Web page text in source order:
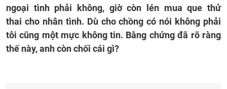
ngoại tình phải không, giờ còn lén mua que thử
thai cho nhân tình. Dù cho chồng có nói không phải
tôi cũng một mực không tin. Bằng chứng đã rõ ràng
thế này, anh còn chối cái gì?